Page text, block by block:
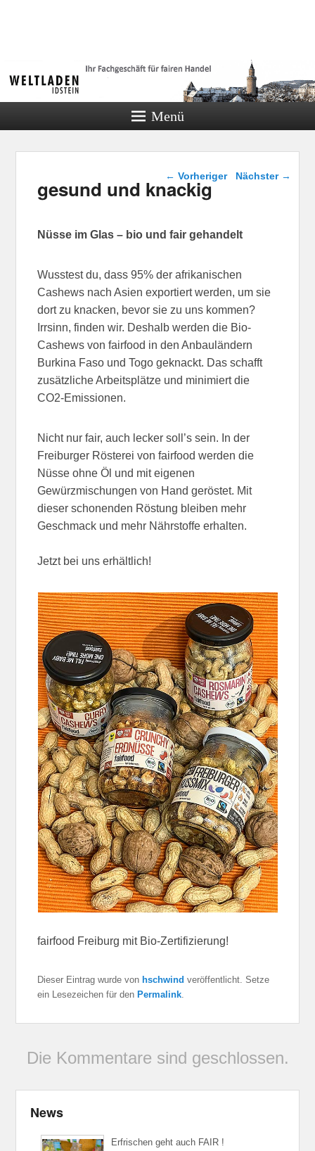
Idstein
Menü
Beitragsnavigation
← Vorheriger Nächster →
gesund und knackig
Nüsse im Glas – bio und fair gehandelt
Wusstest du, dass 95% der afrikanischen
Cashews nach Asien exportiert werden, um sie
dort zu knacken, bevor sie zu uns kommen?
Irrsinn, finden wir. Deshalb werden die Bio-
Cashews von fairfood in den Anbauländern
Burkina Faso und Togo geknackt. Das schafft
zusätzliche Arbeitsplätze und minimiert die
CO2-Emissionen.
Nicht nur fair, auch lecker soll’s sein. In der
Freiburger Rösterei von fairfood werden die
Nüsse ohne Öl und mit eigenen
Gewürzmischungen von Hand geröstet. Mit
dieser schonenden Röstung bleiben mehr
Geschmack und mehr Nährstoffe erhalten.
Jetzt bei uns erhältlich!
fairfood Freiburg mit Bio-Zertifizierung!
Dieser Eintrag wurde von hschwind veröffentlicht. Setze
ein Lesezeichen für den Permalink.
Die Kommentare sind geschlossen.
News
Erfrischen geht auch FAIR !